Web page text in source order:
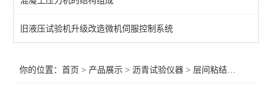
沥青路面检测仪器
旧液压试验机升级改造微机伺服控制系统
你的位置：首页 > 产品展示 >沥青试验仪器 > 层间粘结直剪试验仪